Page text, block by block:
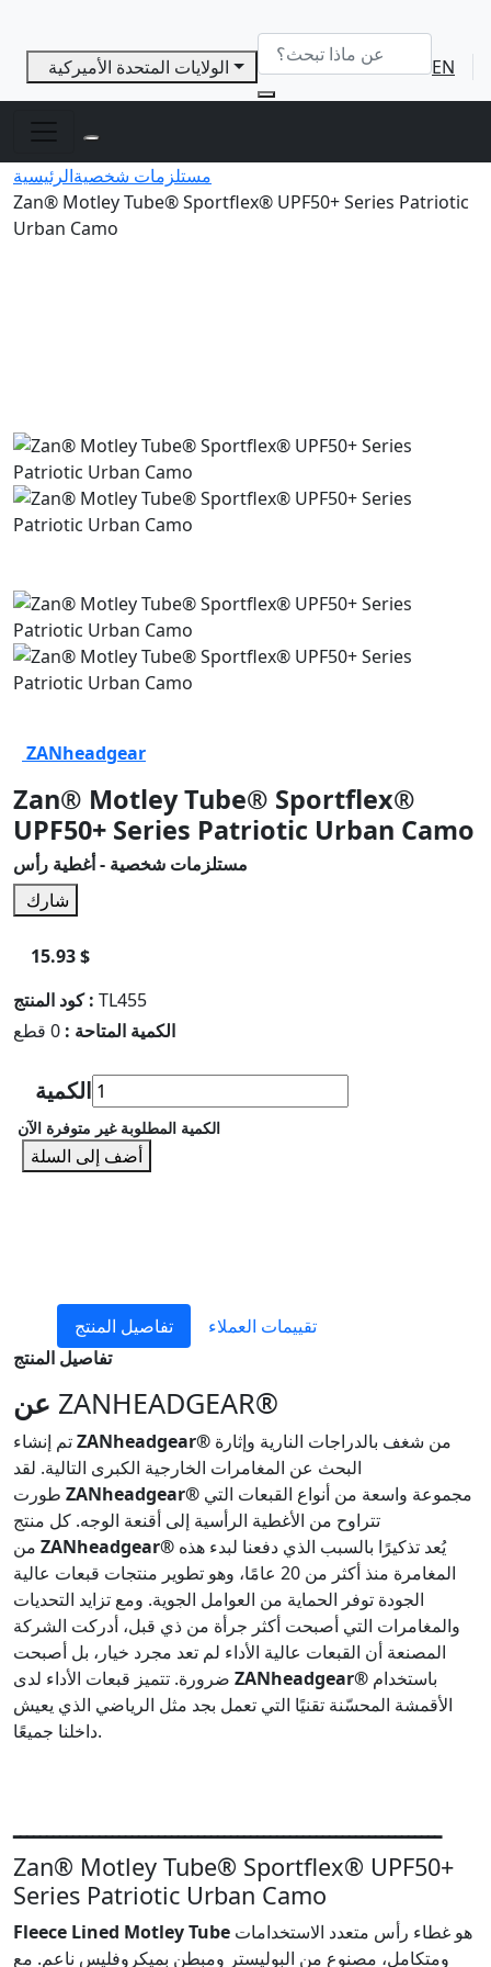
EN
الرئيسيةمستلزمات شخصية
Zan® Motley Tube® Sportflex® UPF50+ Series Patriotic
Urban Camo
ZANheadgear
Zan® Motley Tube® Sportflex®
UPF50+ Series Patriotic Urban Camo
مستلزمات شخصية - أغطية رأس
شارك
15.93 $
كود المنتج : TL455
الكمية المتاحة : 0 قطع
الكمية
الكمية المطلوبة غير متوفرة الآن
أضف إلى السلة
تفاصيل المنتج
تقييمات العملاء
تفاصيل المنتج
عن ZANHEADGEAR®
ZANheadgear®
البحث عن المغامرات الخارجية الكبرى التالية. لقد
ZANheadgear®
تتراوح من الأغطية الرأسية إلى أقنعة الوجه. كل منتج
ZANheadgear®
المغامرة منذ أكثر من 20 عامًا، وهو تطوير منتجات قبعات عالية
الجودة توفر الحماية من العوامل الجوية. ومع تزايد التحديات
والمغامرات التي أصبحت أكثر جرأة من ذي قبل، أدركت الشركة
المصنعة أن القبعات عالية الأداء لم تعد مجرد خيار، بل أصبحت
ZANheadgear®
الأقمشة المحسّنة تقنيًا التي تعمل بجد مثل الرياضي الذي يعيش
داخلنا جميعًا.
ـــــــــــــــــــــــــــــــــــــــــــــــــــــــــــــــــ
Zan® Motley Tube® Sportflex® UPF50+
Series Patriotic Urban Camo
Fleece Lined Motley Tube
ومتكامل، مصنوع من البوليستر ومبطن بميكروفليس ناعم. مع